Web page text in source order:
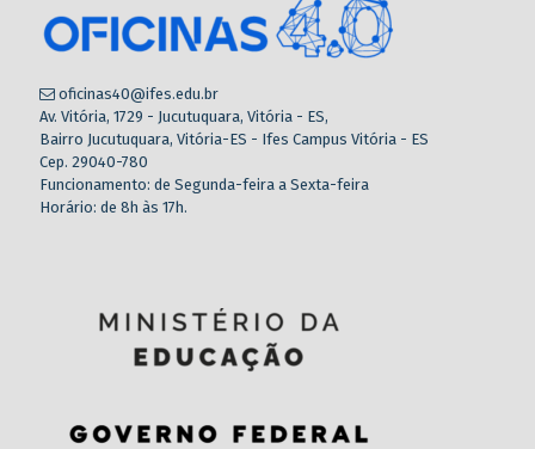
oficinas40@ifes.edu.br
Av. Vitória, 1729 - Jucutuquara, Vitória - ES,
Bairro Jucutuquara, Vitória-ES - Ifes Campus Vitória - ES
Cep. 29040-780
Funcionamento: de Segunda-feira a Sexta-feira
Horário: de 8h às 17h.